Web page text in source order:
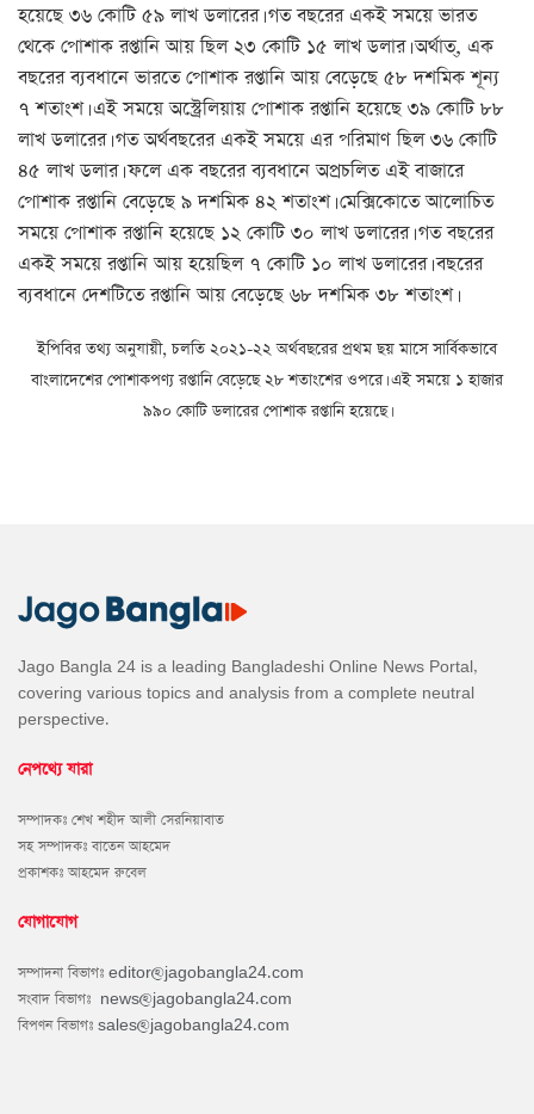
হয়েছে ৩৬ কোটি ৫৯ লাখ ডলারের। গত বছরের একই সময়ে ভারত
থেকে পোশাক রপ্তানি আয় ছিল ২৩ কোটি ১৫ লাখ ডলার। অর্থাত্, এক
বছরের ব্যবধানে ভারতে পোশাক রপ্তানি আয় বেড়েছে ৫৮ দশমিক শূন্য
৭ শতাংশ। এই সময়ে অস্ট্রেলিয়ায় পোশাক রপ্তানি হয়েছে ৩৯ কোটি ৮৮
লাখ ডলারের। গত অর্থবছরের একই সময়ে এর পরিমাণ ছিল ৩৬ কোটি
৪৫ লাখ ডলার। ফলে এক বছরের ব্যবধানে অপ্রচলিত এই বাজারে
পোশাক রপ্তানি বেড়েছে ৯ দশমিক ৪২ শতাংশ। মেক্সিকোতে আলোচিত
সময়ে পোশাক রপ্তানি হয়েছে ১২ কোটি ৩০ লাখ ডলারের। গত বছরের
একই সময়ে রপ্তানি আয় হয়েছিল ৭ কোটি ১০ লাখ ডলারের। বছরের
ব্যবধানে দেশটিতে রপ্তানি আয় বেড়েছে ৬৮ দশমিক ৩৮ শতাংশ।
ইপিবির তথ্য অনুযায়ী, চলতি ২০২১-২২ অর্থবছরের প্রথম ছয় মাসে সার্বিকভাবে
বাংলাদেশের পোশাকপণ্য রপ্তানি বেড়েছে ২৮ শতাংশের ওপরে। এই সময়ে ১ হাজার
৯৯০ কোটি ডলারের পোশাক রপ্তানি হয়েছে।
Jago Bangla 24 is a leading Bangladeshi Online News Portal,
covering various topics and analysis from a complete neutral
perspective.
নেপথ্যে যারা
সম্পাদকঃ শেখ শহীদ আলী সেরনিয়াবাত
সহ সম্পাদকঃ বাতেন আহমেদ
প্রকাশকঃ আহমেদ রুবেল
যোগাযোগ
সম্পাদনা বিভাগঃ editor@jagobangla24.com
সংবাদ বিভাগঃ news@jagobangla24.com
বিপণন বিভাগঃ sales@jagobangla24.com